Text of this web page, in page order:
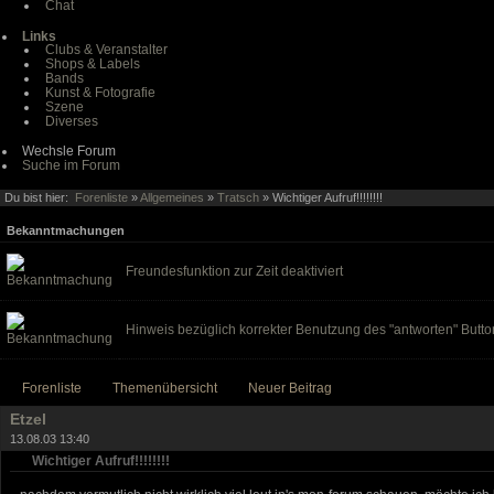
Chat
Links
Clubs & Veranstalter
Shops & Labels
Bands
Kunst & Fotografie
Szene
Diverses
Wechsle Forum
Suche im Forum
Du bist hier: Forenliste »Allgemeines » Tratsch » Wichtiger Aufruf!!!!!!!!
Bekanntmachungen
Freundesfunktion zur Zeit deaktiviert
Hinweis bezüglich korrekter Benutzung des "antworten"
Forenliste Themenübersicht Neuer Beitrag
Etzel
13.08.03 13:40
Wichtiger Aufruf!!!!!!!!